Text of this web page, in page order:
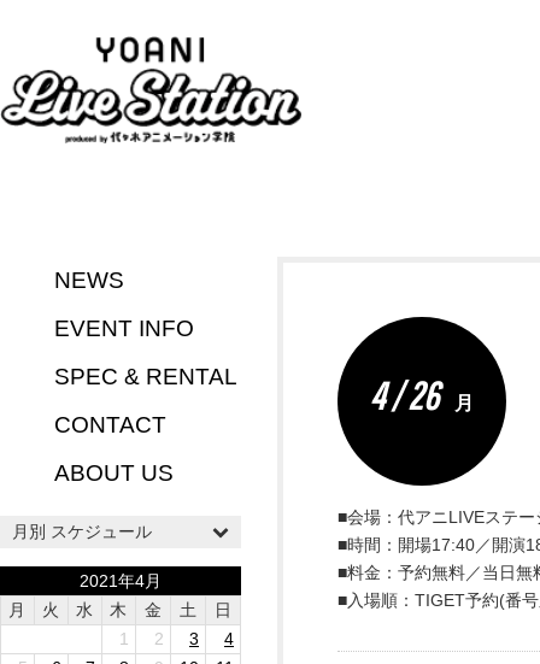
NEWS
EVENT INFO
SPEC & RENTAL
CONTACT
ABOUT US
月別 スケジュール
2021年4月
月
火 水 木 金 土
日
1
2 3
4
4 / 26 月
■会場：代アニLIVEステー
■時間：開場17:40／開演
■料金：予約無料／当日無
■入場順：TIGET予約(番